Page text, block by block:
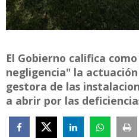
El Gobierno califica
negligencia" la
gestora de las
a abrir por las